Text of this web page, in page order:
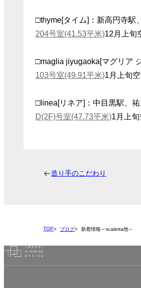
□thyme[タイム]：新高円寺駅
204号室(41.53平米)12月上旬
□maglia jiyugaoka[マグリア
103号室(49.91平米)1月上旬
□linea[リネア]：中目黒駅、
D(2F)号室(47.73平米)1月上
造り手のこだわり
TOP ブログ 新着情報～scaletta他～